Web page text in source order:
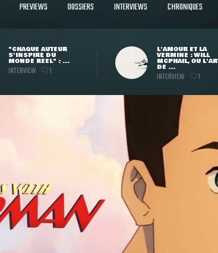
PREVIEWS DOSSIERS INTERVIEWS CHRONIQUES
"CHAQUE AUTEUR
S'INSPIRE DU
MONDE RÉEL" : ...
INTERVIEW 1
L'AMOUR ET LA
VERMINE : WILL
MCPHAIL, OU
DE ...
INTERVIEW 1